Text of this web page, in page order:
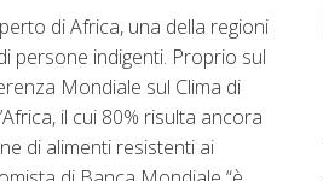
di Africa, una della regioni
persone indigenti. Proprio sul
Mondiale sul Clima di
il cui 80% risulta ancora
di alimenti resistenti ai